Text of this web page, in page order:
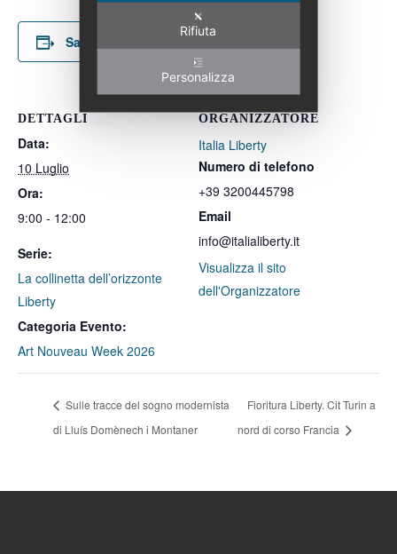
Salva nel tuo calendario
DETTAGLI
Data:
10 Luglio
Ora:
9:00 - 12:00
Serie:
La collinetta dell’orizzonte
Liberty
Categoria Evento:
Art Nouveau Week 2026
ORGANIZZATORE
Italia Liberty
Numero di telefono
+39 3200445798
Email
info@italialiberty.it
Visualizza il sito
dell'Organizzatore
Sulle tracce del sogno modernista
di Lluís Domènech i Montaner
Fioritura Liberty. Cit Turin a
nord di corso Francia
Rifiuta
Personalizza